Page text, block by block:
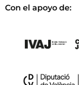
Con el apoyo de: